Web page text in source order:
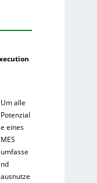
Um alle
Potenzial
e eines
MES
umfasse
nd
ausnutze